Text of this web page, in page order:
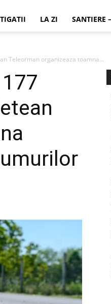
Infrapress LA ZI SANTIERE
Teleorman organizeaza toamna...
177